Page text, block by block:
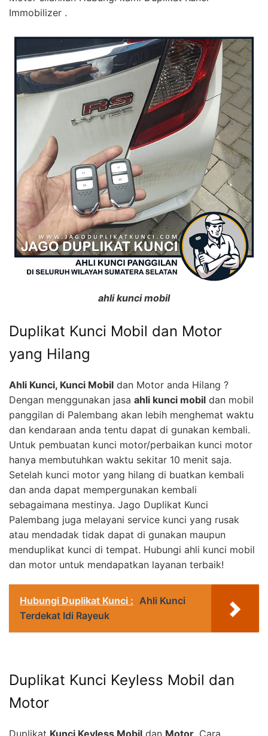
Immobilizer .
ahli kunci mobil
Duplikat Kunci Mobil dan Motor
yang Hilang
Ahli Kunci, Kunci Mobil dan Motor anda Hilang ?
Dengan menggunakan jasa ahli kunci mobil dan mobil
panggilan di Palembang akan lebih menghemat waktu
dan kendaraan anda tentu dapat di gunakan kembali.
Untuk pembuatan kunci motor/perbaikan kunci motor
hanya membutuhkan waktu sekitar 10 menit saja.
Setelah kunci motor yang hilang di buatkan kembali
dan anda dapat mempergunakan kembali
sebagaimana mestinya. Jago Duplikat Kunci
Palembang juga melayani service kunci yang rusak
atau mendadak tidak dapat di gunakan maupun
menduplikat kunci di tempat. Hubungi ahli kunci mobil
dan motor untuk mendapatkan layanan terbaik!
Hubungi Duplikat Kunci : Ahli Kunci
Terdekat Idi Rayeuk
Duplikat Kunci Keyless Mobil dan
Motor
Duplikat Kunci Keyless Mobil dan Motor, Cara